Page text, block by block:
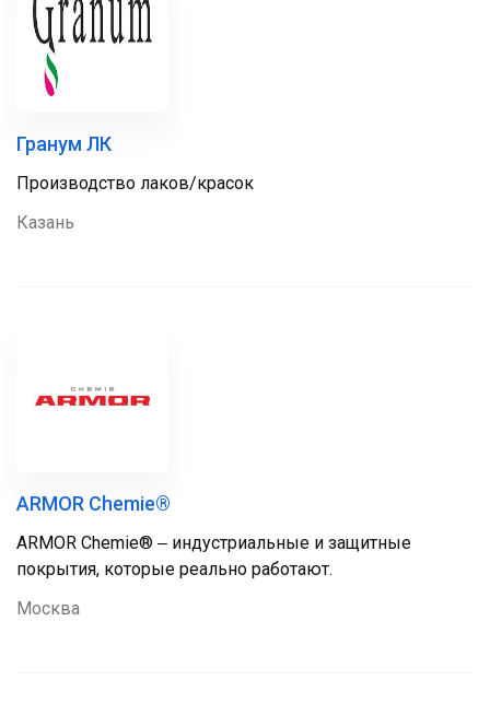
Гранум ЛК
Производство лаков/красок
Казань
ARMOR Chemie®
ARMOR Chemie® ‒ индустриальные и защитные
покрытия, которые реально работают.
Москва